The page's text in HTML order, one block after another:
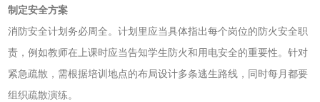
制定安全方案
消防安全计划务必周全。计划里应当具体指出每个岗位的防火安全职
责，例如教师在上课时应当告知学生防火和用电安全的重要性。针对
紧急疏散，需根据培训地点的布局设计多条逃生路线，同时每月都要
组织疏散演练。